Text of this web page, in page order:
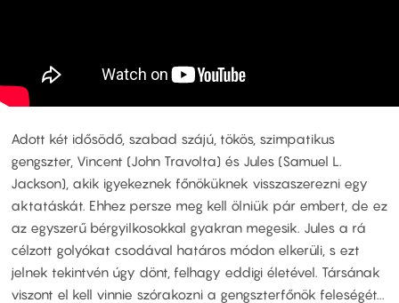
Adott két idősödő, szabad szájú, tökös, szimpatikus
gengszter, Vincent (John Travolta) és Jules (Samuel L.
Jackson), akik igyekeznek főnöküknek visszaszerezni egy
aktatáskát. Ehhez persze meg kell ölniük pár embert, de ez
az egyszerű bérgyilkosokkal gyakran megesik. Jules a rá
célzott golyókat csodával határos módon elkerüli, s ezt
jelnek tekintvén úgy dönt, felhagy eddigi életével. Társának
viszont el kell vinnie szórakozni a gengszterfőnök feleségét...